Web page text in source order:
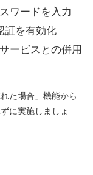
ワードを入力
証を有効化
ービスとの併用
た場合」機能から
に実施しましょ